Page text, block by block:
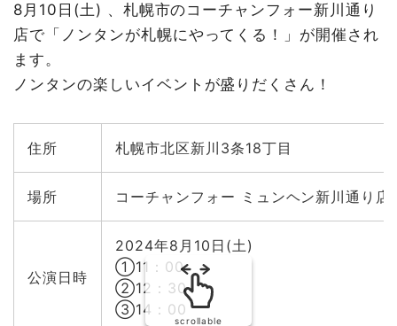
8月10日(土) 、札幌市のコーチャンフォー新川通り
店で「ノンタンが札幌にやってくる！」が開催され
ます。
ノンタンの楽しいイベントが盛りだくさん！
住所 札幌市北区新川3条18丁目
場所 コーチャンフォー ミュンヘン新川通り店
公演日時
2024年8月10日(土)
①11：00
②12：30
③14：00
scrollable